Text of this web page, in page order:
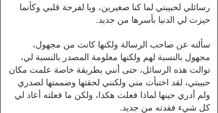
رسائلي لحبيبتي لما كنا صغيرين، ويا لفرحة قلبي وكأنما
حيزت لي الدنيا بأسرها من جديد.
سألته عن صاحب الرسالة ولكنها كانت من مجهول،
مجهول بالنسبة لهم ولكنها معلومة المصدر بالنسبة لي،
توالت هذه الرسائل، حتى أنني بطريقة خاصة علمت مكان
حبيبتي، لقد اختبأت مني ولكنني لحقتها وضممتها لصدري
ولم أدري حينها لماذا فعلت هكذا، ولكن ما فعلته أعاد لي
كل شيء فقدته من جديد.